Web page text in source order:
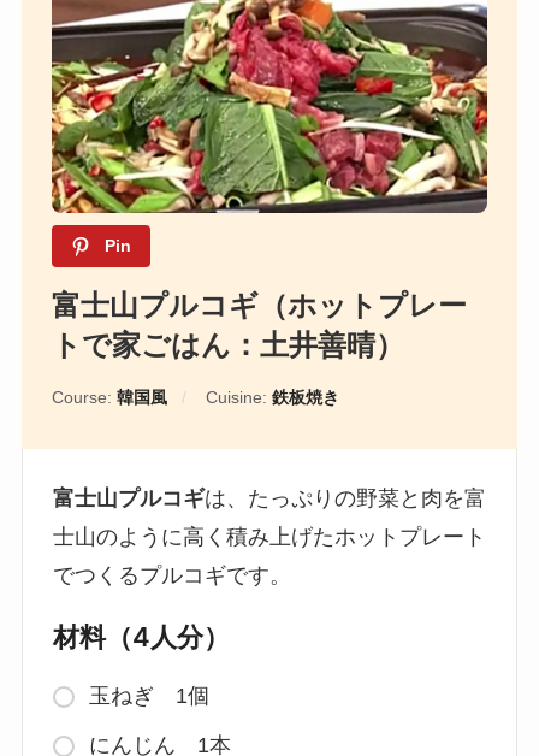
Pin
富士山プルコギ（ホットプレー
トで家ごはん：土井善晴）
Course: 韓国風 Cuisine: 鉄板焼き
富士山プルコギは、たっぷりの野菜と肉を富
士山のように高く積み上げたホットプレート
でつくるプルコギです。
材料（4人分）
玉ねぎ 1個
にんじん 1本